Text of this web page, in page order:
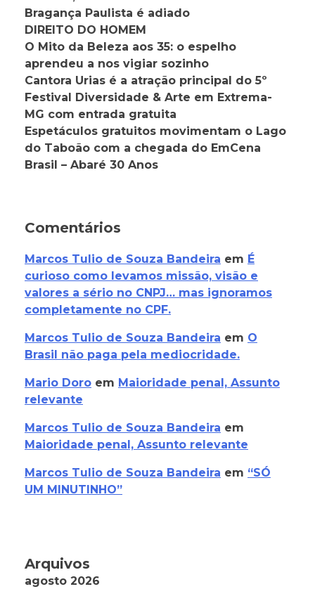
Bragança Paulista é adiado
DIREITO DO HOMEM
O Mito da Beleza aos 35: o espelho
aprendeu a nos vigiar sozinho
Cantora Urias é a atração principal do 5º
Festival Diversidade & Arte em Extrema-
MG com entrada gratuita
Espetáculos gratuitos movimentam o Lago
do Taboão com a chegada do EmCena
Brasil – Abaré 30 Anos
Comentários
Marcos Tulio de Souza Bandeira em É
curioso como levamos missão, visão e
valores a sério no CNPJ… mas ignoramos
completamente no CPF.
Marcos Tulio de Souza Bandeira em O
Brasil não paga pela mediocridade.
Mario Doro em Maioridade penal, Assunto
relevante
Marcos Tulio de Souza Bandeira em
Maioridade penal, Assunto relevante
Marcos Tulio de Souza Bandeira em “SÓ
UM MINUTINHO”
Arquivos
agosto 2026